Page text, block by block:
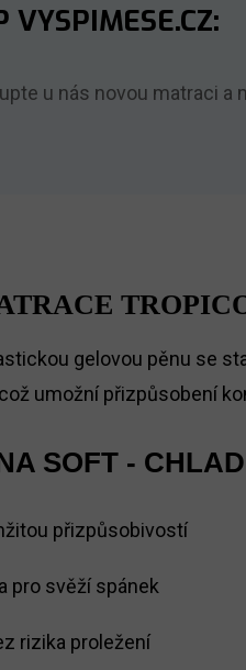
VYSPIMESE.CZ:
u nás novou matraci a
gelovou pěnu se
umožní přizpůsobení
SOFT -
přizpůsobivostí
pro svěží spánek
rizika proležení